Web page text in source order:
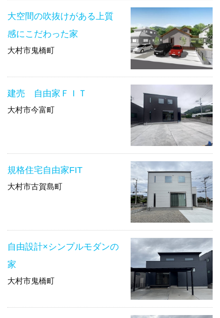
大空間の吹抜けがある上質
感にこだわった家
大村市鬼橋町
建売 自由家ＦＩＴ
大村市今富町
規格住宅自由家FIT
大村市古賀島町
自由設計×シンプルモダンの
家
大村市鬼橋町